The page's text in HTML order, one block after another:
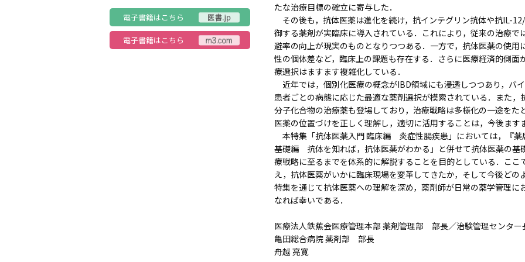
電子書籍はこちら
電子書籍はこちら
たな治療目標の確立に寄与した．
その後も，抗体医薬は進化を続け，抗インテグリン抗体や抗IL-
御する薬剤が実臨床に導入されている．これにより，従来の治療
避率の向上が現実のものとなりつつある．一方で，抗体医薬の使
性の個体差など，臨床上の課題も存在する．さらに医療経済的側
療選択はますます複雑化している．
近年では，個別化医療の概念がIBD領域にも浸透しつつあり，バ
患者ごとの病態に応じた最適な薬剤選択が模索されている．また
分子化合物の治療薬も登場しており，治療戦略は多様化の一途をた
医薬の位置づけを正しく理解し，適切に活用することは，今後ます
本特集「抗体医薬入門 臨床編 炎症性腸疾患」においては，『薬
基礎編 抗体を知れば，抗体医薬がわかる」と併せて抗体医薬の基
療戦略に至るまでを体系的に解説することを目的としている．こ
え，抗体医薬がいかに臨床現場を変革してきたか，そして今後ど
特集を通じて抗体医薬への理解を深め，薬剤師が日常の薬学管理
なれば幸いである．
医療法人鉄蕉会医療管理本部 薬剤管理部 部長／治験管理センター
亀田総合病院 薬剤部 部長
舟越 亮寛